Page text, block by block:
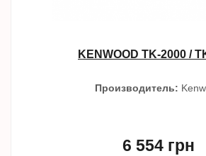
KENWOOD TK-2000 /
Производитель:
6 554 грн